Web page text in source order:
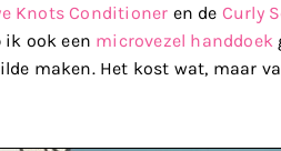
Knots Conditioner en de Curly
ik ook een microvezel handdoek
maken. Het kost wat, maar